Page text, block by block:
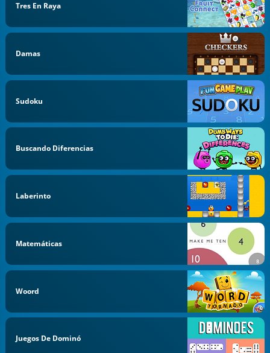
Tres En Raya
Damas
Sudoku
Buscando Diferencias
Laberinto
Matemáticas
Woord
Juegos De Dominó